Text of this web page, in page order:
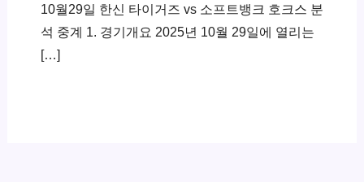
10월29일 한신 타이거즈 vs 소프트뱅크 호크스 분
석 중계 1. 경기개요 2025년 10월 29일에 열리는
[…]